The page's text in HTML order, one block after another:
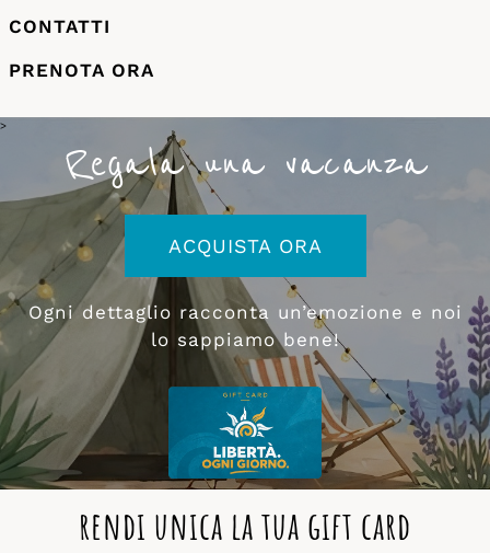
CONTATTI
PRENOTA ORA
>
Regala una vacanza
ACQUISTA ORA
Ogni dettaglio racconta un’emozione e noi
lo sappiamo bene!
rendi unica la tua gift card